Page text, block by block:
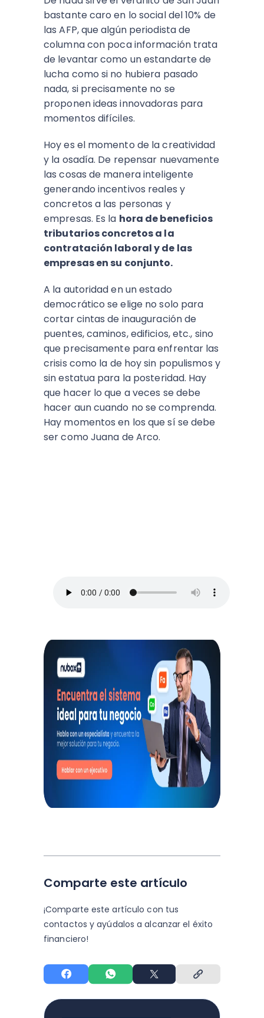
bastante caro en lo social del 10% de
las AFP, que algún periodista de
columna con poca información trata
de levantar como un estandarte de
lucha como si no hubiera pasado
nada, si precisamente no se
proponen ideas innovadoras para
momentos difíciles.
Hoy es el momento de la creatividad
y la osadía. De repensar nuevamente
las cosas de manera inteligente
generando incentivos reales y
concretos a las personas y
empresas. Es la hora de beneficios
tributarios concretos a la
contratación laboral y de las
empresas en su conjunto.
A la autoridad en un estado
democrático se elige no solo para
cortar cintas de inauguración de
puentes, caminos, edificios, etc., sino
que precisamente para enfrentar las
crisis como la de hoy sin populismos y
sin estatua para la posteridad. Hay
que hacer lo que a veces se debe
hacer aun cuando no se comprenda.
Hay momentos en los que sí se debe
ser como Juana de Arco.
Comparte este artículo
¡Comparte este artículo con tus
contactos y ayúdalos a alcanzar el éxito
financiero!